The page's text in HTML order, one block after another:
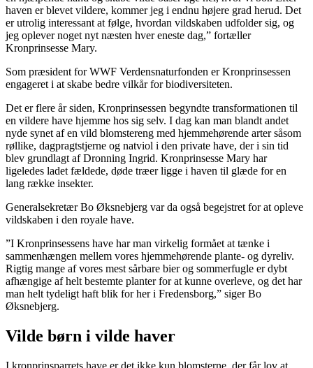
haven er blevet vildere, kommer jeg i endnu højere grad herud. Det
er utrolig interessant at følge, hvordan vildskaben udfolder sig, og
jeg oplever noget nyt næsten hver eneste dag,” fortæller
Kronprinsesse Mary.
Som præsident for WWF Verdensnaturfonden er Kronprinsessen
engageret i at skabe bedre vilkår for biodiversiteten.
Det er flere år siden, Kronprinsessen begyndte transformationen til
en vildere have hjemme hos sig selv. I dag kan man blandt andet
nyde synet af en vild blomstereng med hjemmehørende arter såsom
røllike, dagpragtstjerne og natviol i den private have, der i sin tid
blev grundlagt af Dronning Ingrid. Kronprinsesse Mary har
ligeledes ladet fældede, døde træer ligge i haven til glæde for en
lang række insekter.
Generalsekretær Bo Øksnebjerg var da også begejstret for at opleve
vildskaben i den royale have.
”I Kronprinsessens have har man virkelig formået at tænke i
sammenhængen mellem vores hjemmehørende plante- og dyreliv.
Rigtig mange af vores mest sårbare bier og sommerfugle er dybt
afhængige af helt bestemte planter for at kunne overleve, og det har
man helt tydeligt haft blik for her i Fredensborg,” siger Bo
Øksnebjerg.
Vilde børn i vilde haver